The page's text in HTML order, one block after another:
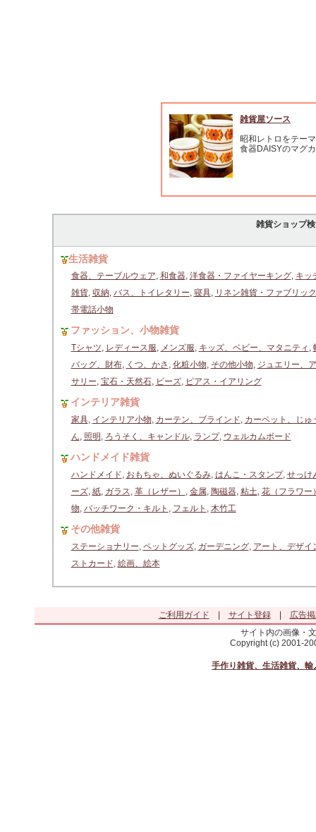
雑貨屋ソース
昭和レトロをテー
食器DAISYのマグ
雑貨ショップ
生活雑貨
食器、テーブルウェア, 和食器, 洋食器・ファイヤーキング, キッ
雑貨, 収納, バス、トイレタリー, 寝具, リネン雑貨・ファブリック
帯電話小物
ファッション、小物雑貨
Tシャツ, レディース服, メンズ服, キッズ、ベビー、マタニティ ,
バッグ、財布, くつ、かさ , 化粧小物, その他小物, ジュエリー、
サリー, 宝石・天然石, ビーズ, ピアス・イアリング
インテリア雑貨
家具, インテリア小物, カーテン、ブラインド, カーペット、じゅ
ん, 照明 , ろうそく、キャンドル, ランプ, ウェルカムボード
ハンドメイド雑貨
ハンドメイド, おもちゃ、ぬいぐるみ, はんこ・スタンプ, せっけ
ーズ, 紙, ガラス, 革（レザー） , 金属, 陶磁器, 粘土, 花（フラワー
物, パッチワーク・キルト , フェルト , 木竹工
その他雑貨
ステーショナリー, ペットグッズ, ガーデニング, アート、デザイ
ストカード, 絵画、絵本
ご利用ガイド サイト登録|
広告
サイト内の画像・
Copyright (c) 2001-
手作り雑貨、生活雑貨、